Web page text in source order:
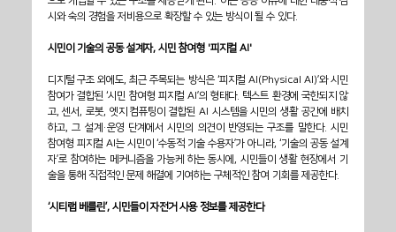
시와 숙의 경험을 저비용으로 확장할 수 있는 방식이 될 수 있다.
시민이 기술의 공동 설계자, 시민 참여형 '피지컬 AI'
디지털 구조 외에도, 최근 주목되는 방식은 ‘피지컬 AI(Physical AI)’와 시민
참여가 결합된 ‘시민 참여형 피지컬 AI’의 형태다. 텍스트 환경에 국한되지 않
고, 센서, 로봇, 엣지 컴퓨팅이 결합된 AI 시스템을 시민의 생활 공간에 배치
하고, 그 설계·운영 단계에서 시민의 의견이 반영되는 구조를 말한다. 시민
참여형 피지컬 AI는 시민이 ‘수동적 기술 수용자’가 아니라, ‘기술의 공동 설계
자’로 참여하는 메커니즘을 가능케 하는 동시에, 시민들이 생활 현장에서 기
술을 통해 직접적인 문제 해결에 기여하는 구체적인 참여 기회를 제공한다.
‘시티랩 베를린’, 시민들이 자전거 사용 정보를 제공한다